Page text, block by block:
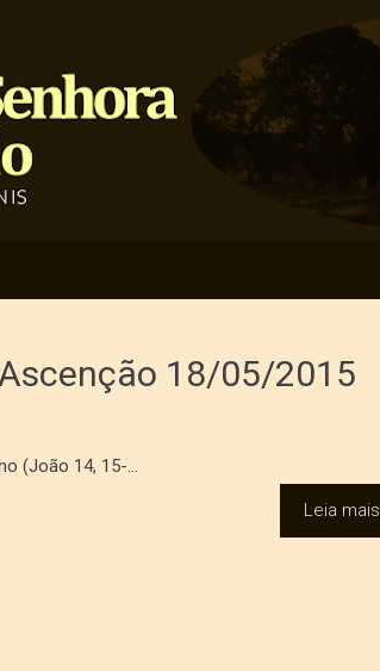
18/05/2015
(João 14, 15-...
Leia mais